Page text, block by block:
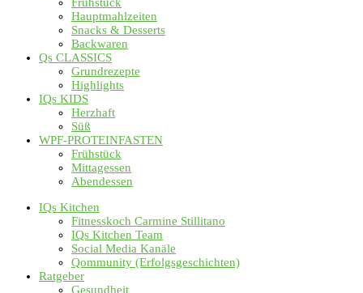
Hauptmahlzeiten
Snacks & Desserts
Backwaren
Qs CLASSICS
Grundrezepte
Highlights
IQs KIDS
Herzhaft
Süß
WPF-PROTEINFASTEN
Frühstück
Mittagessen
Abendessen
IQs Kitchen
Fitnesskoch Carmine Stillitano
IQs Kitchen Team
Social Media Kanäle
Qommunity (Erfolgsgeschichten)
Ratgeber
Gesundheit